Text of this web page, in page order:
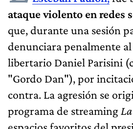
ataque violento en redes
que, durante una sesión
denunciara penalmente
libertario Daniel Parisini
"Gordo Dan"), por
contra. La agresión se
programa de streaming